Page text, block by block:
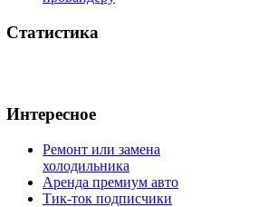
Статистика
Интересное
Ремонт или замена
холодильника
Аренда премиум авто
Тик-ток подписчики